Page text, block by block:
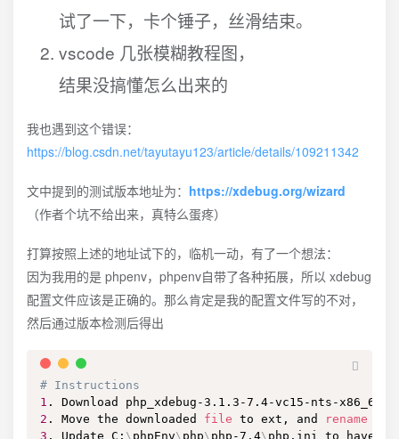
试了一下，卡个锤子，丝滑结束。
vscode 几张模糊教程图，
结果没搞懂怎么出来的
我也遇到这个错误：
https://blog.csdn.net/tayutayu123/article/details/109211342
文中提到的测试版本地址为： https://xdebug.org/wizard
（作者个坑不给出来，真特么蛋疼）
打算按照上述的地址试下的，临机一动，有了一个想法：
因为我用的是 phpenv，phpenv自带了各种拓展，所以 xdebug
配置文件应该是正确的。那么肯定是我的配置文件写的不对，
然后通过版本检测后得出
# Instructions
1
2 . Move the downloaded file to ext, and
rename
3 . Update C: \ phpEnv\ php\ php-7.4\